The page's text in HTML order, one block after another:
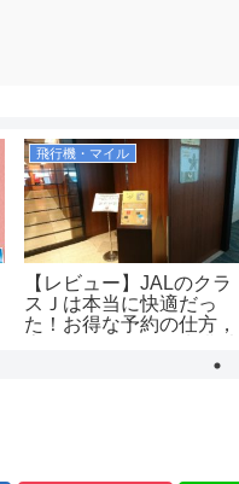
飛行機・マイル
【レビュー】JALのクラ
スＪは本当に快適だっ
た！お得な予約の仕方，